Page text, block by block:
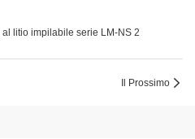
Il Prossimo